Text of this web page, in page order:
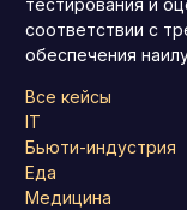
соответствии с
обеспечения
Все кейсы
IT
Бьюти-индустрия
Еда
Медицина